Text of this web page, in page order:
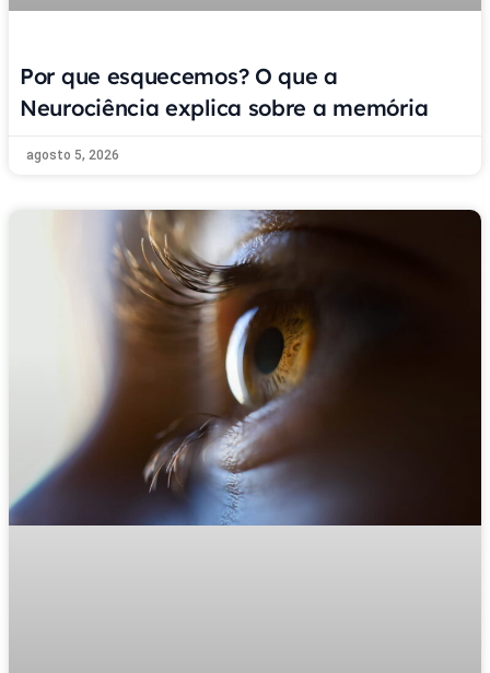
Por que esquecemos? O que a
Neurociência explica sobre a memória
agosto 5, 2026